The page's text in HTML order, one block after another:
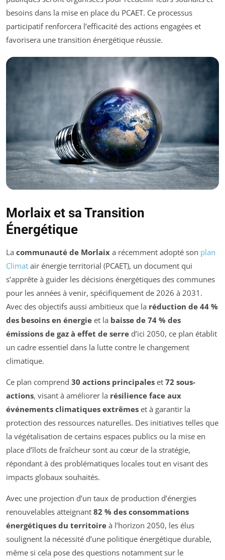
besoins dans la mise en place du PCAET. Ce processus
participatif renforcera l’efficacité des actions engagées et
favorisera une transition énergétique réussie.
Morlaix et sa Transition
Énergétique
La communauté de Morlaix a récemment adopté son plan
Climat air énergie territorial (PCAET), un document qui
s’apprête à guider les décisions énergétiques des communes
pour les années à venir, spécifiquement de 2026 à 2031.
Avec des objectifs aussi ambitieux que la réduction de 44 %
des besoins en énergie et la baisse de 74 % des
émissions de gaz à effet de serre d’ici 2050, ce plan établit
un cadre essentiel dans la lutte contre le changement
climatique.
Ce plan comprend 30 actions principales et 72 sous-
actions, visant à améliorer la résilience face aux
événements climatiques extrêmes et à garantir la
protection des ressources naturelles. Des initiatives telles que
la végétalisation de certains espaces publics ou la mise en
place d’îlots de fraîcheur sont au cœur de la stratégie,
répondant à des problématiques locales tout en visant des
impacts globaux souhaités.
Avec une projection d’un taux de production d’énergies
renouvelables atteignant 82 % des consommations
énergétiques du territoire à l’horizon 2050, les élus
soulignent la nécessité d’une politique énergétique durable,
même si cela pose des questions notamment sur le